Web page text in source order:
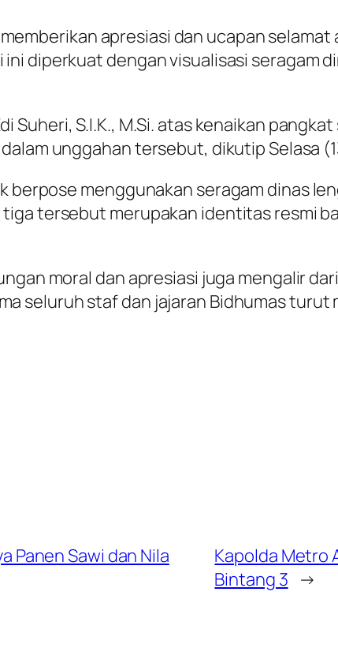
apresiasi dan ucapan
diperkuat dengan visualisasi seragam
Suheri, S.I.K., M.Si. atas kenaikan
unggahan tersebut, dikutip Selasa
berpose menggunakan seragam dinas
tersebut merupakan identitas resmi
moral dan apresiasi juga mengalir
seluruh staf dan jajaran Bidhumas
Panen Sawi dan Nila
Kapolda Metro
Bintang 3 →